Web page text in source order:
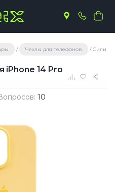
Чехлы для телефонов
iPhone 14 Pro
10